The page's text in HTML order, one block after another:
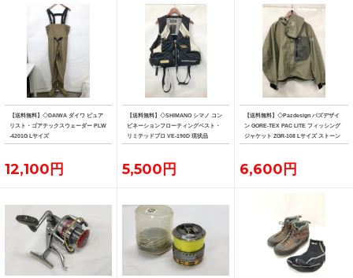
【送料無料】◇DAIWA ダイワ ピュア
リスト・ゴアテックスウェーダー PLW
-4201G Lサイズ
12,100円
【送料無料】◇SHIMANO シマノ コン
ビネーションフローティングベスト・
リミテッドプロ VE-190D 現状品
5,500円
【送料無料】◇Pazdesign パズデザイ
ン GORE-TEX PAC LITE フィッシング
ジャケット ZGR-108 Lサイズ ストーン
系カラー
6,600円